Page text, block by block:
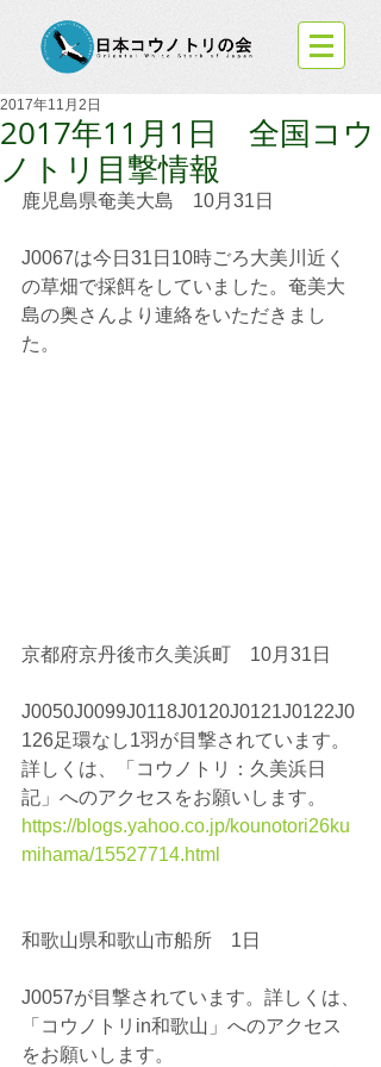
2017年11月1日 全国コウ
ノトリ目撃情報
2017年11月2日
鹿児島県奄美大島　10月31日
J0067は今日31日10時ごろ大美川近く
の草畑で採餌をしていました。奄美大
島の奥さんより連絡をいただきまし
た。
京都府京丹後市久美浜町　10月31日
J0050J0099J0118J0120J0121J0122J0
126足環なし1羽が目撃されています。
詳しくは、「コウノトリ：久美浜日
記」へのアクセスをお願いします。
https://blogs.yahoo.co.jp/kounotori26ku
mihama/15527714.html
和歌山県和歌山市船所　1日
J0057が目撃されています。詳しくは、
「コウノトリin和歌山」へのアクセス
をお願いします。